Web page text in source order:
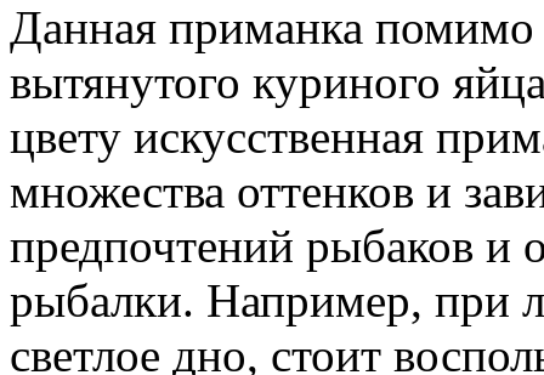
Данная приманка
вытянутого куриного
цвету искусственная
множества оттенков и
предпочтений рыбаков и
рыбалки. Например, при
светлое дно, стоит